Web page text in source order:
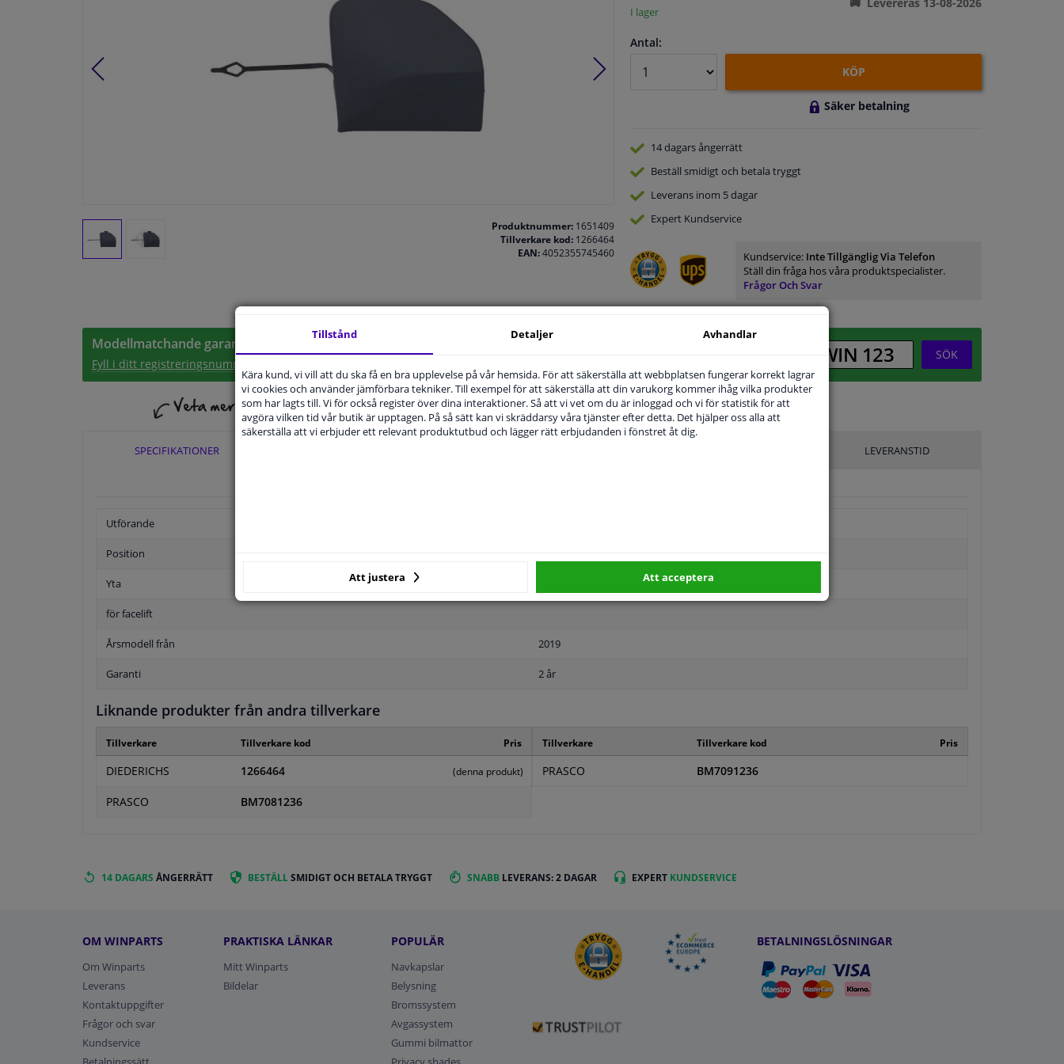
Produktnummer:1651409
Tillverkare kod:1266464
EAN:4052355745460
I lager
Antal:
KÖP
Säker betalning
14 dagarsångerrätt
Beställ smidigt och betala tryggt
Leverans inom 5 dagar
Expert Kundservice
Kundservice: Inte Tillgänglig Via Telefon
Ställ din fråga hos våra produktspecialister.
Frågor Och Svar
Modellmatchande garanti, Hitta rätt bildelar.
Fyll i ditt registreringsnummer
SÖK
SPECIFIKATIONER LEVERANSTID
Utförande
Position
Yta
för facelift
Årsmodell från 2019
Garanti 2 år
Liknande produkter från andra tillverkare
Tillverkare Tillverkare kod Pris
DIEDERICHS 1266464 (denna produkt)
PRASCO BM7081236
Tillverkare Tillverkare kod Pris
PRASCO BM7091236
14 DAGARS ÅNGERRÄTT BESTÄLLSMIDIGT OCH BETALA TRYGGT SNABB LEVERANS: 2 DAGAR EXPERT KUNDSERVICE
OM WINPARTS
Om Winparts
Leverans
Kontaktuppgifter
Frågor och svar
Kundservice
PRAKTISKA LÄNKAR
Mitt Winparts
Bildelar
POPULÄR
Navkapslar
Belysning
Bromssystem
Avgassystem
Gummi bilmattor
BETALNINGSLÖSNINGAR
Tillstånd Detaljer Avhandlar
Kära kund, vi vill att du ska få en bra upplevelse på vår hemsida. För att säkerställa att webbplatsen fungerar korrekt lagrar
vi cookies och använder jämförbara tekniker. Till exempel för att säkerställa att din varukorg kommer ihåg vilka produkter
som har lagts till. Vi för också register över dina interaktioner. Så att vi vet om du är inloggad och vi för statistik för att
avgöra vilken tid vår butik är upptagen. På så sätt kan vi skräddarsy våra tjänster efter detta. Det hjälper oss alla att
säkerställa att vi erbjuder ett relevant produktutbud och lägger rätt erbjudanden i fönstret åt dig.
Att justera Att acceptera